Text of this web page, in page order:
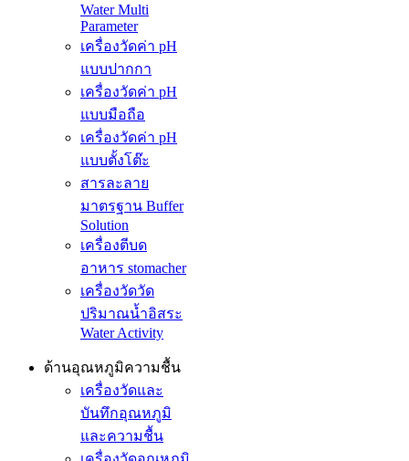
Water Multi
Parameter
เครื่องวัดค่า pH
แบบปากกา
เครื่องวัดค่า pH
แบบมือถือ
เครื่องวัดค่า pH
แบบตั้งโต๊ะ
สารละลาย
มาตรฐาน Buffer
Solution
เครื่องตีบด
อาหาร stomacher
เครื่องวัดวัด
ปริมาณน้ำอิสระ
Water Activity
ด้านอุณหภูมิความชื้น
เครื่องวัดและ
บันทึกอุณหภูมิ
และความชื้น